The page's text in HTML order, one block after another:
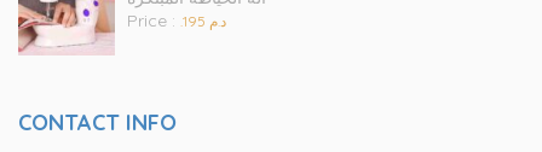
Price :
.د.م 195
CONTACT INFO